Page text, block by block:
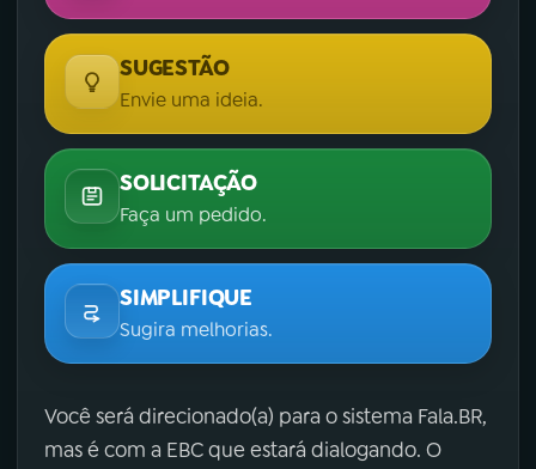
SUGESTÃO
Envie uma ideia.
SOLICITAÇÃO
Faça um pedido.
SIMPLIFIQUE
Sugira melhorias.
Você será direcionado(a) para o sistema Fala.BR,
mas é com a EBC que estará dialogando. O